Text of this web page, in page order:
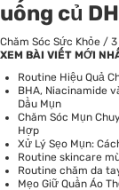
uống củ
Chăm Sóc Sức Khỏe / 3
XEM BÀI VIẾT MỚI
Routine Hiệu Quả
BHA, Niacinamide
Dầu Mụn
Chăm Sóc Mụn
Hợp
Xử Lý Sẹo Mụn:
Routine skincare
Routine chăm da
Mẹo Giữ Quần Áo